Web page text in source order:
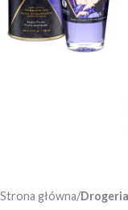
Strona główna